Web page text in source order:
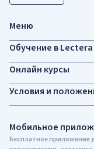
Мобильное
Бесплатное приложение
Меню
Обучение в Lectera
Онлайн курсы
Условия и